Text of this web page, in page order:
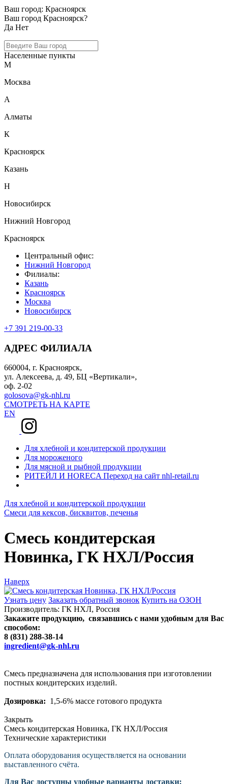
Ваш город: Красноярск
Ваш город Красноярск?
Да Нет
Населенные пункты
М
Москва
А
Алматы
К
Красноярск
Казань
Н
Новосибирск
Нижний Новгород
Красноярск
Центральный офис:
Нижний Новгород
Филиалы:
Казань
Красноярск
Москва
Новосибирск
+7 391 219-00-33
АДРЕС ФИЛИАЛА
660004, г. Красноярск,
ул. Алексеева, д. 49, БЦ «Вертикали»,
оф. 2-02
golosova@gk-nhl.ru
СМОТРЕТЬ НА КАРТЕ
EN
Для хлебной и кондитерской продукции
Для мороженого
Для мясной и рыбной продукции
РИТЕЙЛ И HORECAПереход на сайт nhl-retail.ru
Для хлебной и кондитерской продукции
Смеси для кексов, бисквитов, печенья
Смесь кондитерская
Новинка, ГК НХЛ/Россия
Наверх
Узнать цену Заказать обратный звонок Купить на ОЗОН
Производитель: ГК НХЛ, Россия
Закажите продукцию, связавшись с нами удобным для Вас
способом:
8 (831) 288-38-14
ingredient@gk-nhl.ru
Смесь предназначена для использования при изготовлении
постных кондитерских изделий.
Дозировка: 1,5-6% массе готового продукта
Закрыть
Смесь кондитерская Новинка, ГК НХЛ/Россия
Технические характеристики
Оплата оборудования осуществляется на основании
выставленного счёта.
Для Вас доступны удобные варианты доставки: